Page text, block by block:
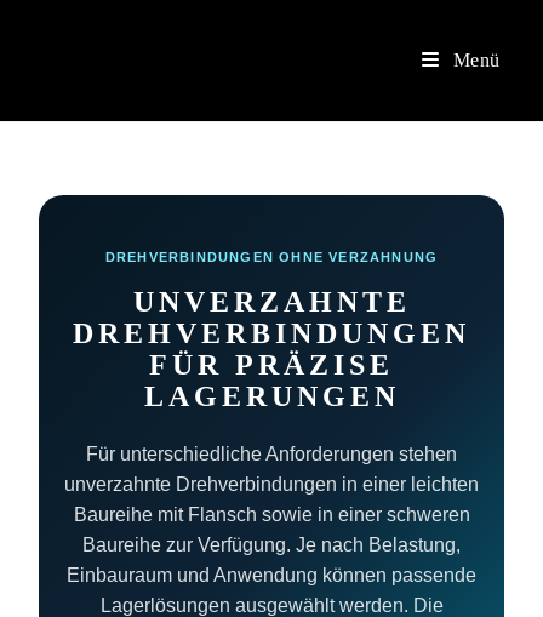
Menü
DREHVERBINDUNGEN OHNE VERZAHNUNG
UNVERZAHNTE
DREHVERBINDUNGEN
FÜR PRÄZISE
LAGERUNGEN
Für unterschiedliche Anforderungen stehen
unverzahnte Drehverbindungen in einer leichten
Baureihe mit Flansch sowie in einer schweren
Baureihe zur Verfügung. Je nach Belastung,
Einbauraum und Anwendung können passende
Lagerlösungen ausgewählt werden. Die